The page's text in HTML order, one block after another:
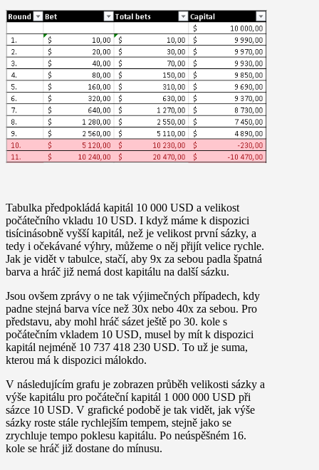
Tabulka předpokládá kapitál 10 000 USD a velikost
počátečního vkladu 10 USD. I když máme k dispozici
tisícinásobně vyšší kapitál, než je velikost první sázky, a
tedy i očekávané výhry, můžeme o něj přijít velice rychle.
Jak je vidět v tabulce, stačí, aby 9x za sebou padla špatná
barva a hráč již nemá dost kapitálu na další sázku.
Jsou ovšem zprávy o ne tak výjimečných případech, kdy
padne stejná barva více než 30x nebo 40x za sebou. Pro
představu, aby mohl hráč sázet ještě po 30. kole s
počátečním vkladem 10 USD, musel by mít k dispozici
kapitál nejméně 10 737 418 230 USD. To už je suma,
kterou má k dispozici málokdo.
V následujícím grafu je zobrazen průběh velikosti sázky a
výše kapitálu pro počáteční kapitál 1 000 000 USD při
sázce 10 USD. V grafické podobě je tak vidět, jak výše
sázky roste stále rychlejším tempem, stejně jako se
zrychluje tempo poklesu kapitálu. Po neúspěšném 16.
kole se hráč již dostane do mínusu.